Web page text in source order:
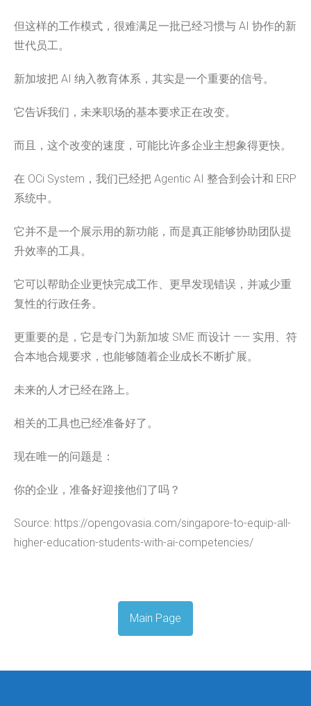
但这样的工作模式，很难满足一批已经习惯与 AI 协作的新
世代员工。
新加坡把 AI 纳入教育体系，其实是一个重要的信号。
它告诉我们，未来职场的基本要求正在改变。
而且，这个改变的速度，可能比许多企业主想象得更快。
在 OCi System，我们已经把 Agentic AI 整合到会计和 ERP
系统中。
它并不是一个展示用的新功能，而是真正能够协助团队提
升效率的工具。
它可以帮助企业更快完成工作、更早发现错误，并减少重
复性的行政任务。
更重要的是，它是专门为新加坡 SME 而设计 —— 实用、符
合本地合规要求，也能够随着企业成长不断扩展。
未来的人才已经在路上。
相关的工具也已经准备好了。
现在唯一的问题是：
你的企业，准备好迎接他们了吗？
Source: https://opengovasia.com/singapore-to-equip-all-
higher-education-students-with-ai-competencies/
Main Page